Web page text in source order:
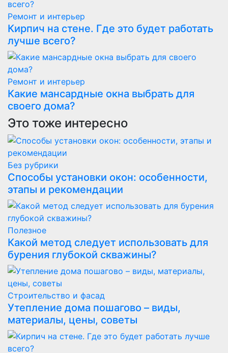
Ремонт и интерьер
Кирпич на стене. Где это будет работать
лучше всего?
Ремонт и интерьер
Какие мансардные окна выбрать для
своего дома?
Это тоже интересно
Без рубрики
Способы установки окон: особенности,
этапы и рекомендации
Полезнoe
Какой метод следует использовать для
бурения глубокой скважины?
Строительство и фасад
Утепление дома пошагово – виды,
материалы, цены, советы